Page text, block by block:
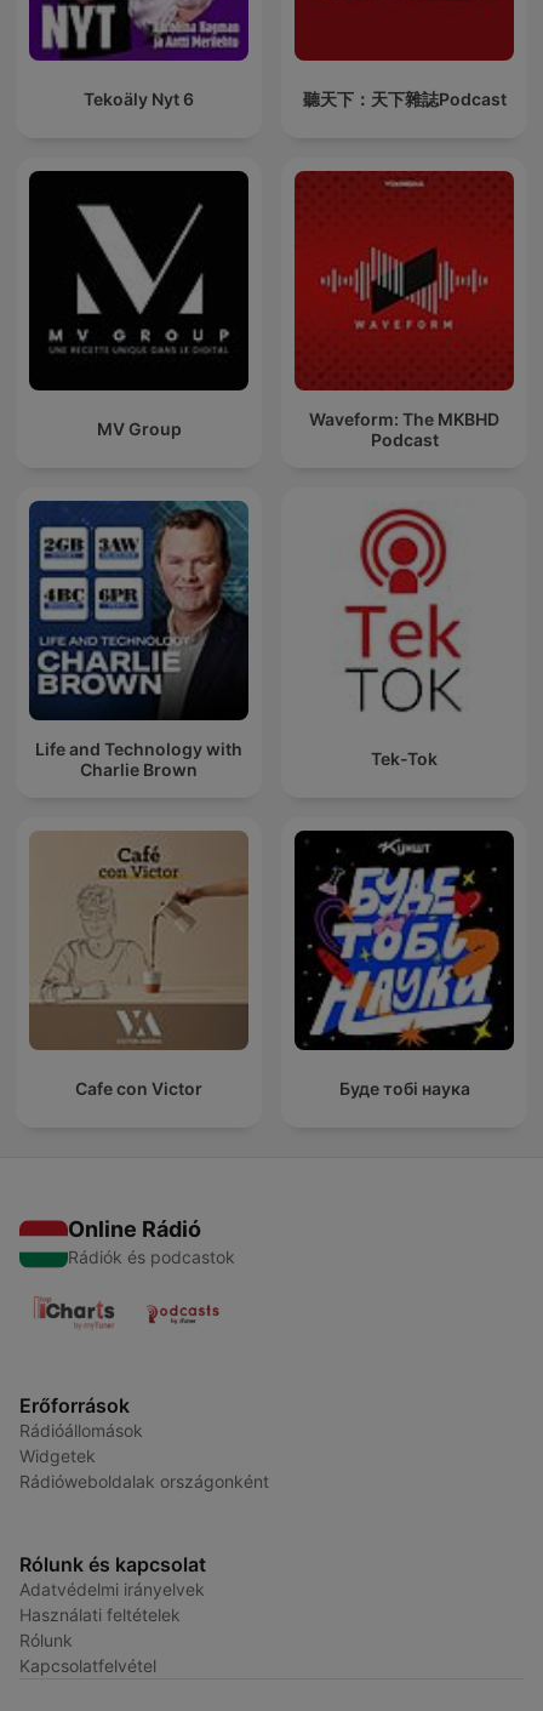
Tekoäly Nyt 6 聽天下：天下雜誌Podcast
MV Group
Waveform: The MKBHD
Podcast
Life and Technology with
Charlie Brown
Tek-Tok
Cafe con Victor Буде тобі наука
Online Rádió
Rádiók és podcastok
Erőforrások
Rádióállomások
Widgetek
Rádióweboldalak országonként
Rólunk és kapcsolat
Adatvédelmi irányelvek
Használati feltételek
Rólunk
Kapcsolatfelvétel